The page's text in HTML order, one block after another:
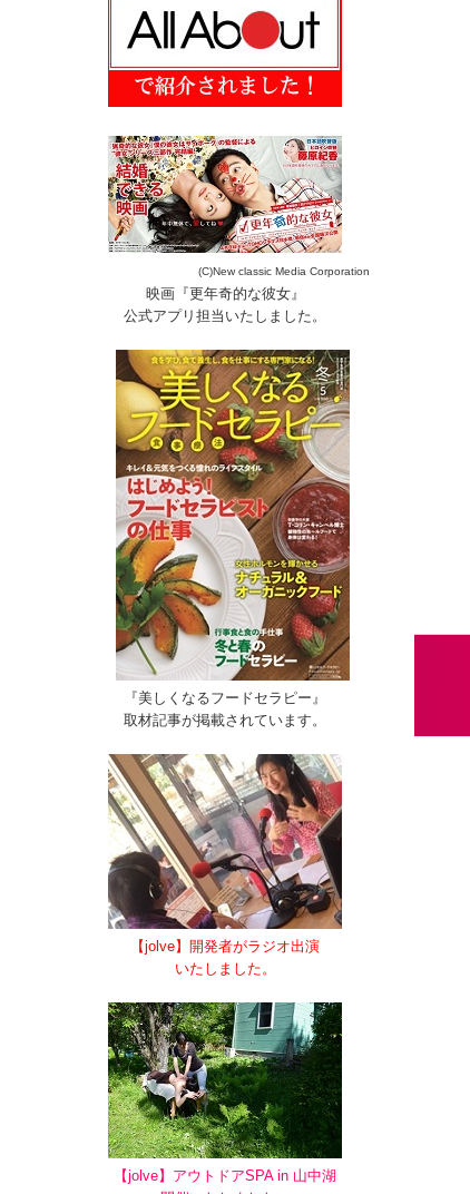
(C)New classic Media Corporation
映画『更年奇的な彼女』
公式アプリ担当いたしました。
『美しくなるフードセラピー』
取材記事が掲載されています。
【jolve】開発者がラジオ出演
いたしました。
【jolve】アウトドアSPA in 山中湖